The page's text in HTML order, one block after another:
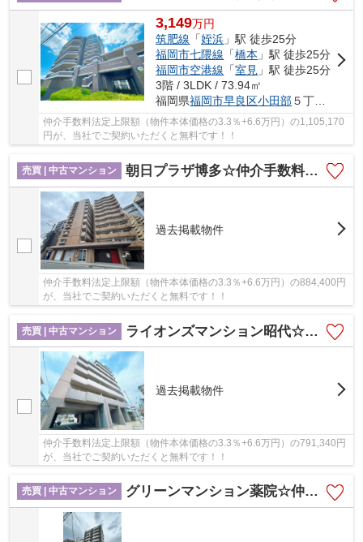
3,149万円
筑肥線 「姪浜 」駅 徒歩25分
福岡市七隈線 「橋本 」駅 徒歩25分
福岡市空港線 「室見 」駅 徒歩25分
3階 / 3LDK / 73.94㎡
福岡県福岡市早良区小田部５丁目26-15
仲介手数料法定上限額（物件本体価格の3.3％+6.6万円）の1,105,170
円が、当社でご契約いただくと無料です！！
売買 | 中古マンション 朝日プラザ博多☆仲介手数料無料☆
過去掲載物件
仲介手数料法定上限額（物件本体価格の3.3％+6.6万円）の884,400円
が、当社でご契約いただくと無料です！！
売買 | 中古マンション ライオンズマンション昭代☆仲介手数料無料☆
過去掲載物件
仲介手数料法定上限額（物件本体価格の3.3％+6.6万円）の791,340円
が、当社でご契約いただくと無料です！！
売買 | 中古マンション グリーンマンション薬院☆仲介手数料無料☆